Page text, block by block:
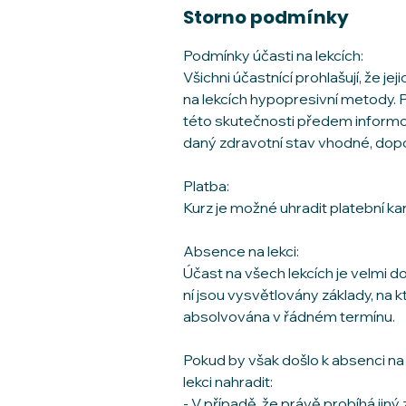
Storno podmínky
Podmínky účasti na lekcích:
Všichni účastnící prohlašují, že
na lekcích hypopresivní metody.
této skutečnosti předem
daný zdravotní stav vhodné,
Platba:
Kurz je možné uhradit platební
Absence na lekci:
Účast na všech lekcích je velmi
ní jsou vysvětlovány základy, na
absolvována v řádném termínu.
Pokud by však došlo k absenci
lekci nahradit: